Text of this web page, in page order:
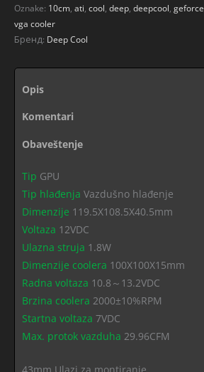
Oznake: 10cm, ati, cool, deep, deepcool, geforce
vga cooler
Бренд: Deep Cool
Opis
Komentari
Obaveštenje
Tip GPU
Tip hlađenja Vazdušno hlađenje
Dimenzije 119.5X108.5X40.5mm
Voltaza 12VDC
Ulazna struja 1.8W
Dimenzije coolera 100X100X15mm
Radna voltaza 10.8～13.2VDC
Brzina coolera 2000±10%RPM
Startna voltaza 7VDC
Max. protok vazduha 29.96CFM